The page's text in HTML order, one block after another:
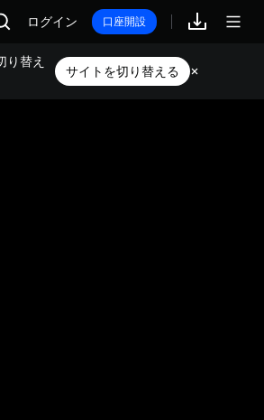
ログイン 口座開設
り替え
サイトを切り替える